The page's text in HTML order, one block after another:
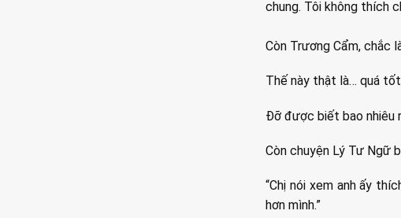
chung. Tôi không thích
Còn Trương Cẩm, chắc
Thế này thật là… quá
Đỡ được biết bao nhiêu
Còn chuyện Lý Tư Ngữ
“Chị nói xem anh ấy
hơn mình.”